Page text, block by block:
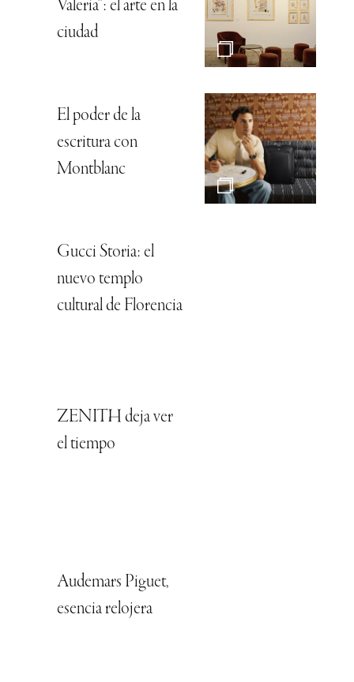
Valeria”: el arte en la
ciudad
El poder de la
escritura con
Montblanc
Gucci Storia: el
nuevo templo
cultural de Florencia
ZENITH deja ver
el tiempo
Audemars Piguet,
esencia relojera